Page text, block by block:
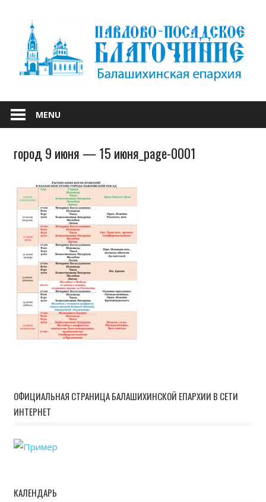
content
ПАВЛОВО-
ПОСАДСКОЕ
БЛАГОЧИНИЕ
MENU
город 9 июня — 15 июня_page-0001
ОФИЦИАЛЬНАЯ СТРАНИЦА БАЛАШИХИНСКОЙ ЕПАРХИИ В СЕТИ
ИНТЕРНЕТ
КАЛЕНДАРЬ